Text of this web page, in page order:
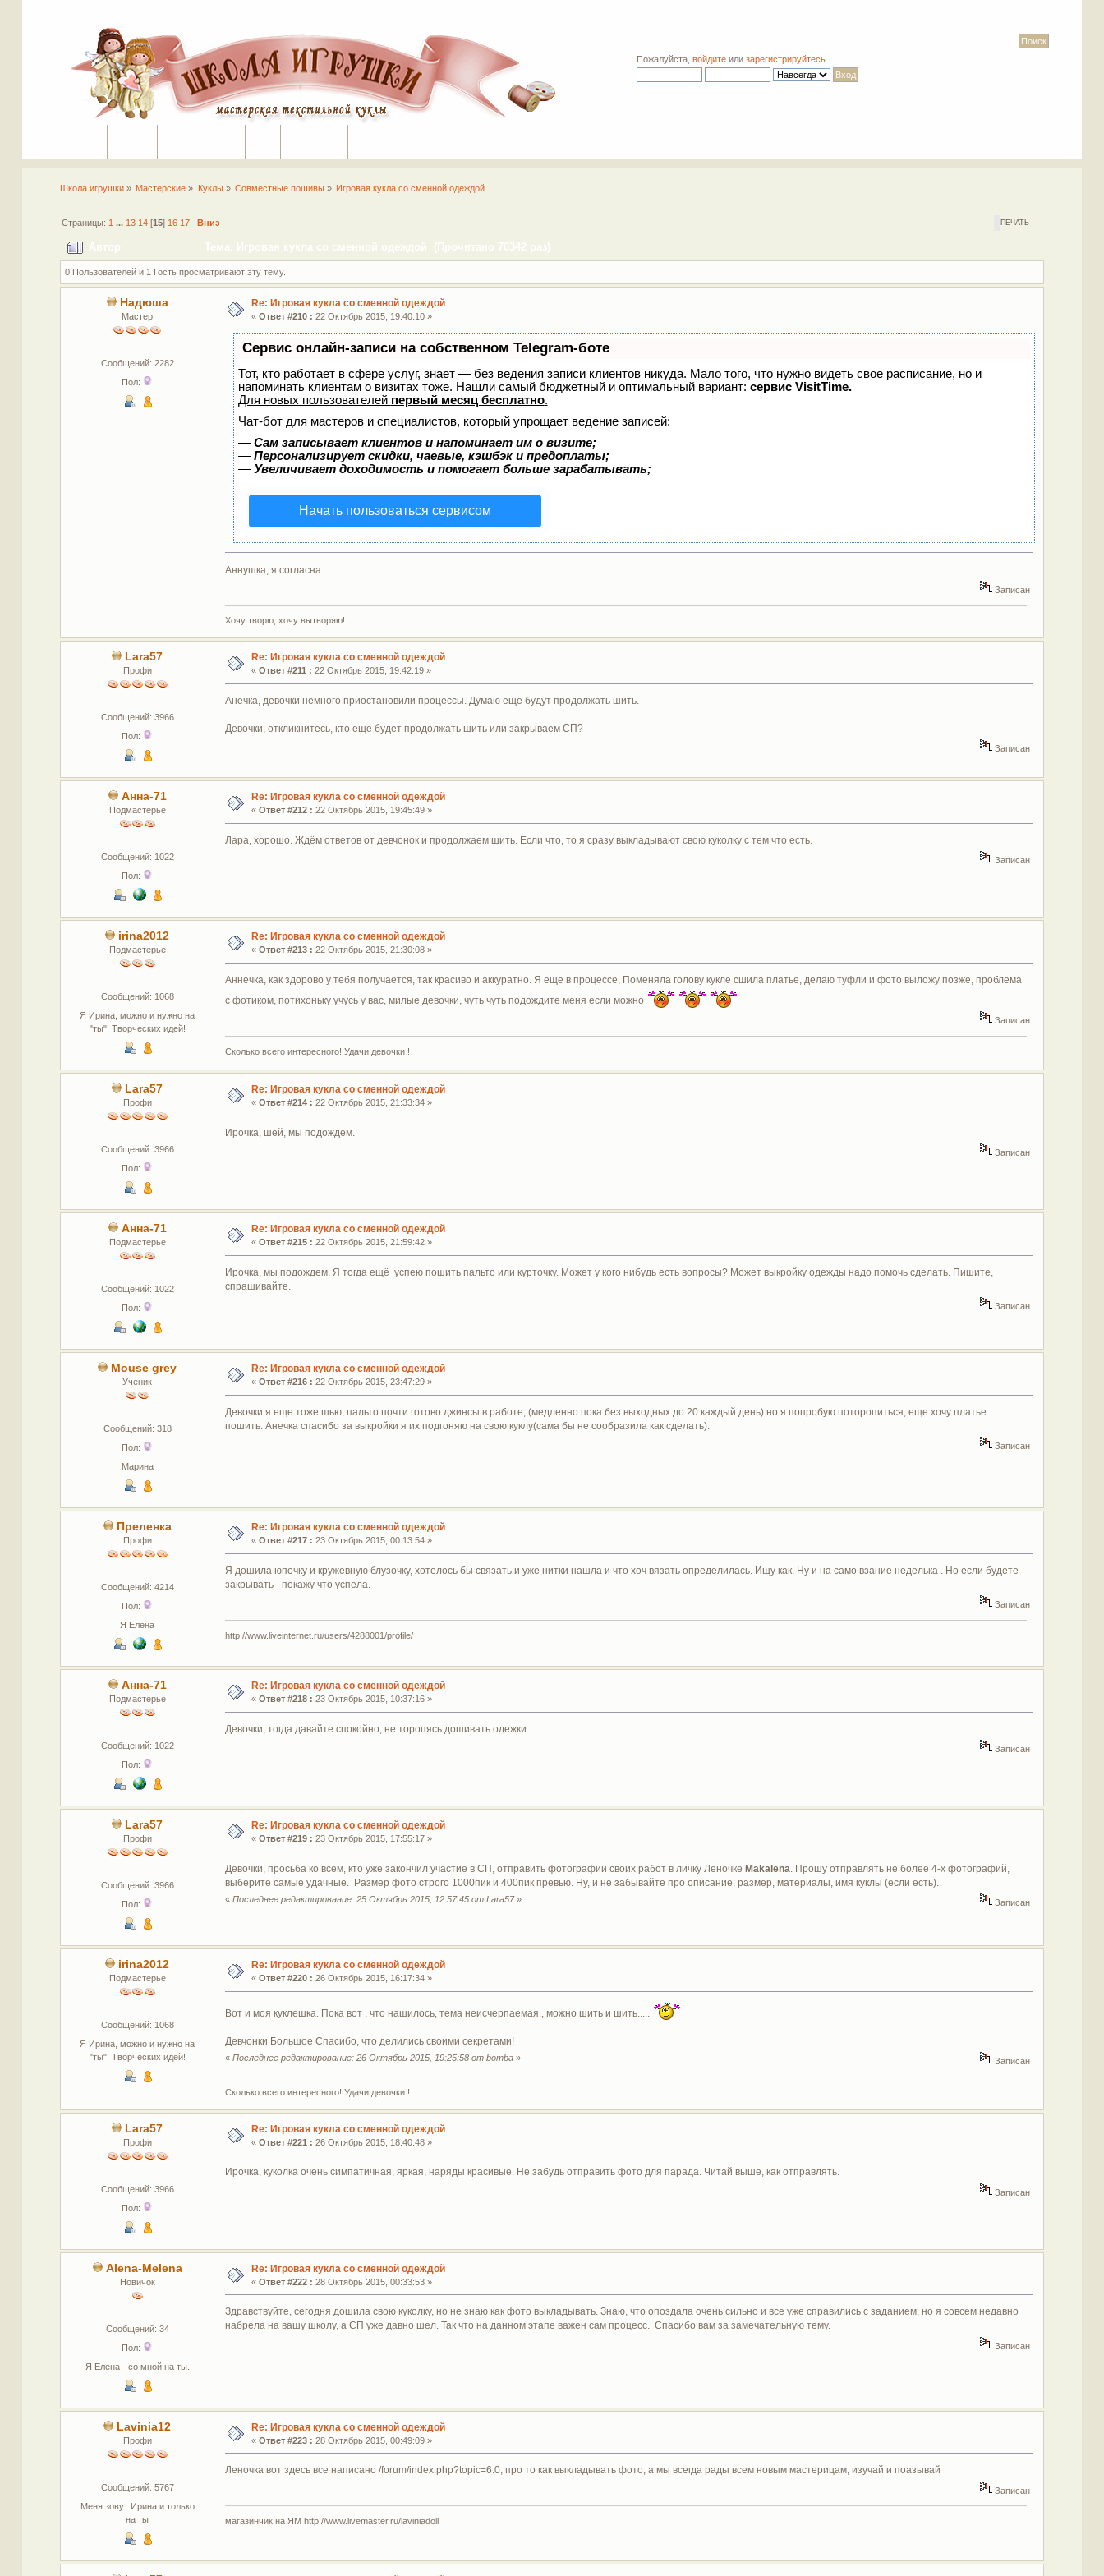
Пожалуйста,войдите илизарегистрируйтесь
Школа игрушки » Мастерские » Куклы» Совместные пошивы » Игровая кукла со сменной одеждой
ПЕЧАТЬ
Страницы: 1 ... 13 14 [15] 16 17 Вниз
Автор Тема: Игровая кукла со сменной одеждой (Прочитано 70342 раз)
0 Пользователей и 1 Гость просматривают эту тему.
Надюша
Мастер
Сообщений: 2282
Пол:
Re: Игровая кукла со сменной одеждой
« Ответ #210 : 22 Октябрь 2015, 19:40:10 »
Сервис онлайн-записи на собственном Telegram-боте
Тот, кто работает в сфере услуг, знает — без ведения записи клиентов никуда. Мало того, что нужно видеть свое расписание, но и
напоминать клиентам о визитах тоже. Нашли самый бюджетный и оптимальный вариант: сервис VisitTime.
Для новых пользователей первый месяц бесплатно.
Чат-бот для мастеров и специалистов, который упрощает ведение записей:
— Сам записывает клиентов и напоминает им о визите;
— Персонализирует скидки, чаевые, кэшбэк и предоплаты;
— Увеличивает доходимость и помогает больше зарабатывать;
Начать пользоваться сервисом
Аннушка, я согласна.
Записан
Хочу творю, хочу вытворяю!
Lara57
Профи
Сообщений: 3966
Пол:
Re: Игровая кукла со сменной одеждой
« Ответ #211 : 22 Октябрь 2015, 19:42:19 »
Анечка, девочки немного приостановили процессы. Думаю еще будут продолжать шить.
Девочки, откликнитесь, кто еще будет продолжать шить или закрываем СП?
Записан
Анна-71
Подмастерье
Сообщений: 1022
Пол:
Re: Игровая кукла со сменной одеждой
« Ответ #212 : 22 Октябрь 2015, 19:45:49 »
Лара, хорошо. Ждём ответов от девчонок и продолжаем шить. Если что, то я сразу выкладывают свою куколку с тем что есть.
Записан
irina2012
Подмастерье
Сообщений: 1068
Я Ирина, можно и нужно на
"ты". Творческих идей!
Re: Игровая кукла со сменной одеждой
« Ответ #213 : 22 Октябрь 2015, 21:30:08 »
Аннечка, как здорово у тебя получается, так красиво и аккуратно. Я еще в процессе, Поменяла голову кукле сшила платье, делаю туфли и фото выложу позже, проблема
с фотиком, потихоньку учусь у вас, милые девочки, чуть чуть подождите меня если можно
Записан
Сколько всего интересного! Удачи девочки !
Lara57
Профи
Сообщений: 3966
Пол:
Re: Игровая кукла со сменной одеждой
« Ответ #214 : 22 Октябрь 2015, 21:33:34 »
Ирочка, шей, мы подождем.
Записан
Анна-71
Подмастерье
Сообщений: 1022
Пол:
Re: Игровая кукла со сменной одеждой
« Ответ #215 : 22 Октябрь 2015, 21:59:42 »
Ирочка, мы подождем. Я тогда ещё успею пошить пальто или курточку. Может у кого нибудь есть вопросы? Может выкройку одежды надо помочь сделать. Пишите,
спрашивайте.
Записан
Mouse grey
Ученик
Сообщений: 318
Пол:
Марина
Re: Игровая кукла со сменной одеждой
« Ответ #216 : 22 Октябрь 2015, 23:47:29 »
Девочки я еще тоже шью, пальто почти готово джинсы в работе, (медленно пока без выходных до 20 каждый день) но я попробую поторопиться, еще хочу платье
пошить. Анечка спасибо за выкройки я их подгоняю на свою куклу(сама бы не сообразила как сделать).
Записан
Преленка
Профи
Сообщений: 4214
Пол:
Я Елена
Re: Игровая кукла со сменной одеждой
« Ответ #217 : 23 Октябрь 2015, 00:13:54 »
Я дошила юпочку и кружевную блузочку, хотелось бы связать и уже нитки нашла и что хоч вязать определилась. Ищу как. Ну и на само взание неделька . Но если будете
закрывать - покажу что успела.
Записан
http://www.liveinternet.ru/users/4288001/profile/
Анна-71
Подмастерье
Сообщений: 1022
Пол:
Re: Игровая кукла со сменной одеждой
« Ответ #218 : 23 Октябрь 2015, 10:37:16 »
Девочки, тогда давайте спокойно, не торопясь дошивать одежки.
Записан
Lara57
Профи
Сообщений: 3966
Пол:
Re: Игровая кукла со сменной одеждой
« Ответ #219 : 23 Октябрь 2015, 17:55:17 »
Девочки, просьба ко всем, кто уже закончил участие в СП, отправить фотографии своих работ в личку Леночке Makalena. Прошу отправлять не более 4-х фотографий,
выберите самые удачные. Размер фото строго 1000пик и 400пик превью. Ну, и не забывайте про описание: размер, материалы, имя куклы (если есть).
« Последнее редактирование: 25 Октябрь 2015, 12:57:45 от Lara57» Записан
irina2012
Подмастерье
Сообщений: 1068
Я Ирина, можно и нужно на
"ты". Творческих идей!
Re: Игровая кукла со сменной одеждой
« Ответ #220 : 26 Октябрь 2015, 16:17:34 »
Вот и моя куклешка. Пока вот , что нашилось, тема неисчерпаемая., можно шить и шить.....
Девчонки Большое Спасибо, что делились своими секретами!
« Последнее редактирование: 26 Октябрь 2015, 19:25:58 от bomba» Записан
Сколько всего интересного! Удачи девочки !
Lara57
Профи
Сообщений: 3966
Пол:
Re: Игровая кукла со сменной одеждой
« Ответ #221 : 26 Октябрь 2015, 18:40:48 »
Ирочка, куколка очень симпатичная, яркая, наряды красивые. Не забудь отправить фото для парада. Читай выше, как отправлять.
Записан
Alena-Melena
Новичок
Сообщений: 34
Пол:
Я Елена - со мной на ты.
Re: Игровая кукла со сменной одеждой
« Ответ #222 : 28 Октябрь 2015, 00:33:53 »
Здравствуйте, сегодня дошила свою куколку, но не знаю как фото выкладывать. Знаю, что опоздала очень сильно и все уже справились с заданием, но я совсем недавно
набрела на вашу школу, а СП уже давно шел. Так что на данном этапе важен сам процесс. Спасибо вам за замечательную тему.
Записан
Lavinia12
Профи
Сообщений: 5767
Меня зовут Ирина и только
на ты
Re: Игровая кукла со сменной одеждой
« Ответ #223 : 28 Октябрь 2015, 00:49:09 »
Леночка вот здесь все написано /forum/index.php?topic=6.0, про то как выкладывать фото, а мы всегда рады всем новым мастерицам, изучай и поазывай
Записан
магазинчик на ЯМ http://www.livemaster.ru/laviniadoll